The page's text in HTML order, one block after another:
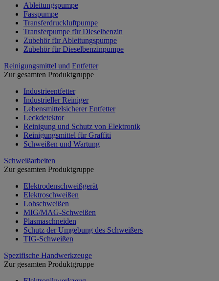
Ableitungspumpe
Fasspumpe
Transferdruckluftpumpe
Transferpumpe für Dieselbenzin
Zubehör für Ableitungspumpe
Zubehör für Dieselbenzinpumpe
Reinigungsmittel und Entfetter
Zur gesamten Produktgruppe
Industrieentfetter
Industrieller Reiniger
Lebensmittelsicherer Entfetter
Leckdetektor
Reinigung und Schutz von Elektronik
Reinigungsmittel für Graffiti
Schweißen und Wartung
Schweißarbeiten
Zur gesamten Produktgruppe
Elektrodenschweißgerät
Elektroschweißen
Lohschweißen
MIG/MAG-Schweißen
Plasmaschneiden
Schutz der Umgebung des Schweißers
TIG-Schweißen
Spezifische Handwerkzeuge
Zur gesamten Produktgruppe